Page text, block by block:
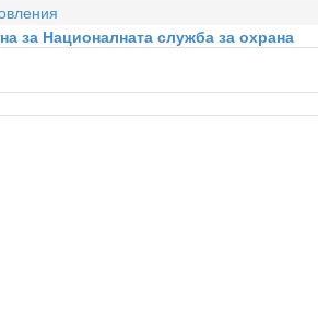
за Националната служба за охрана